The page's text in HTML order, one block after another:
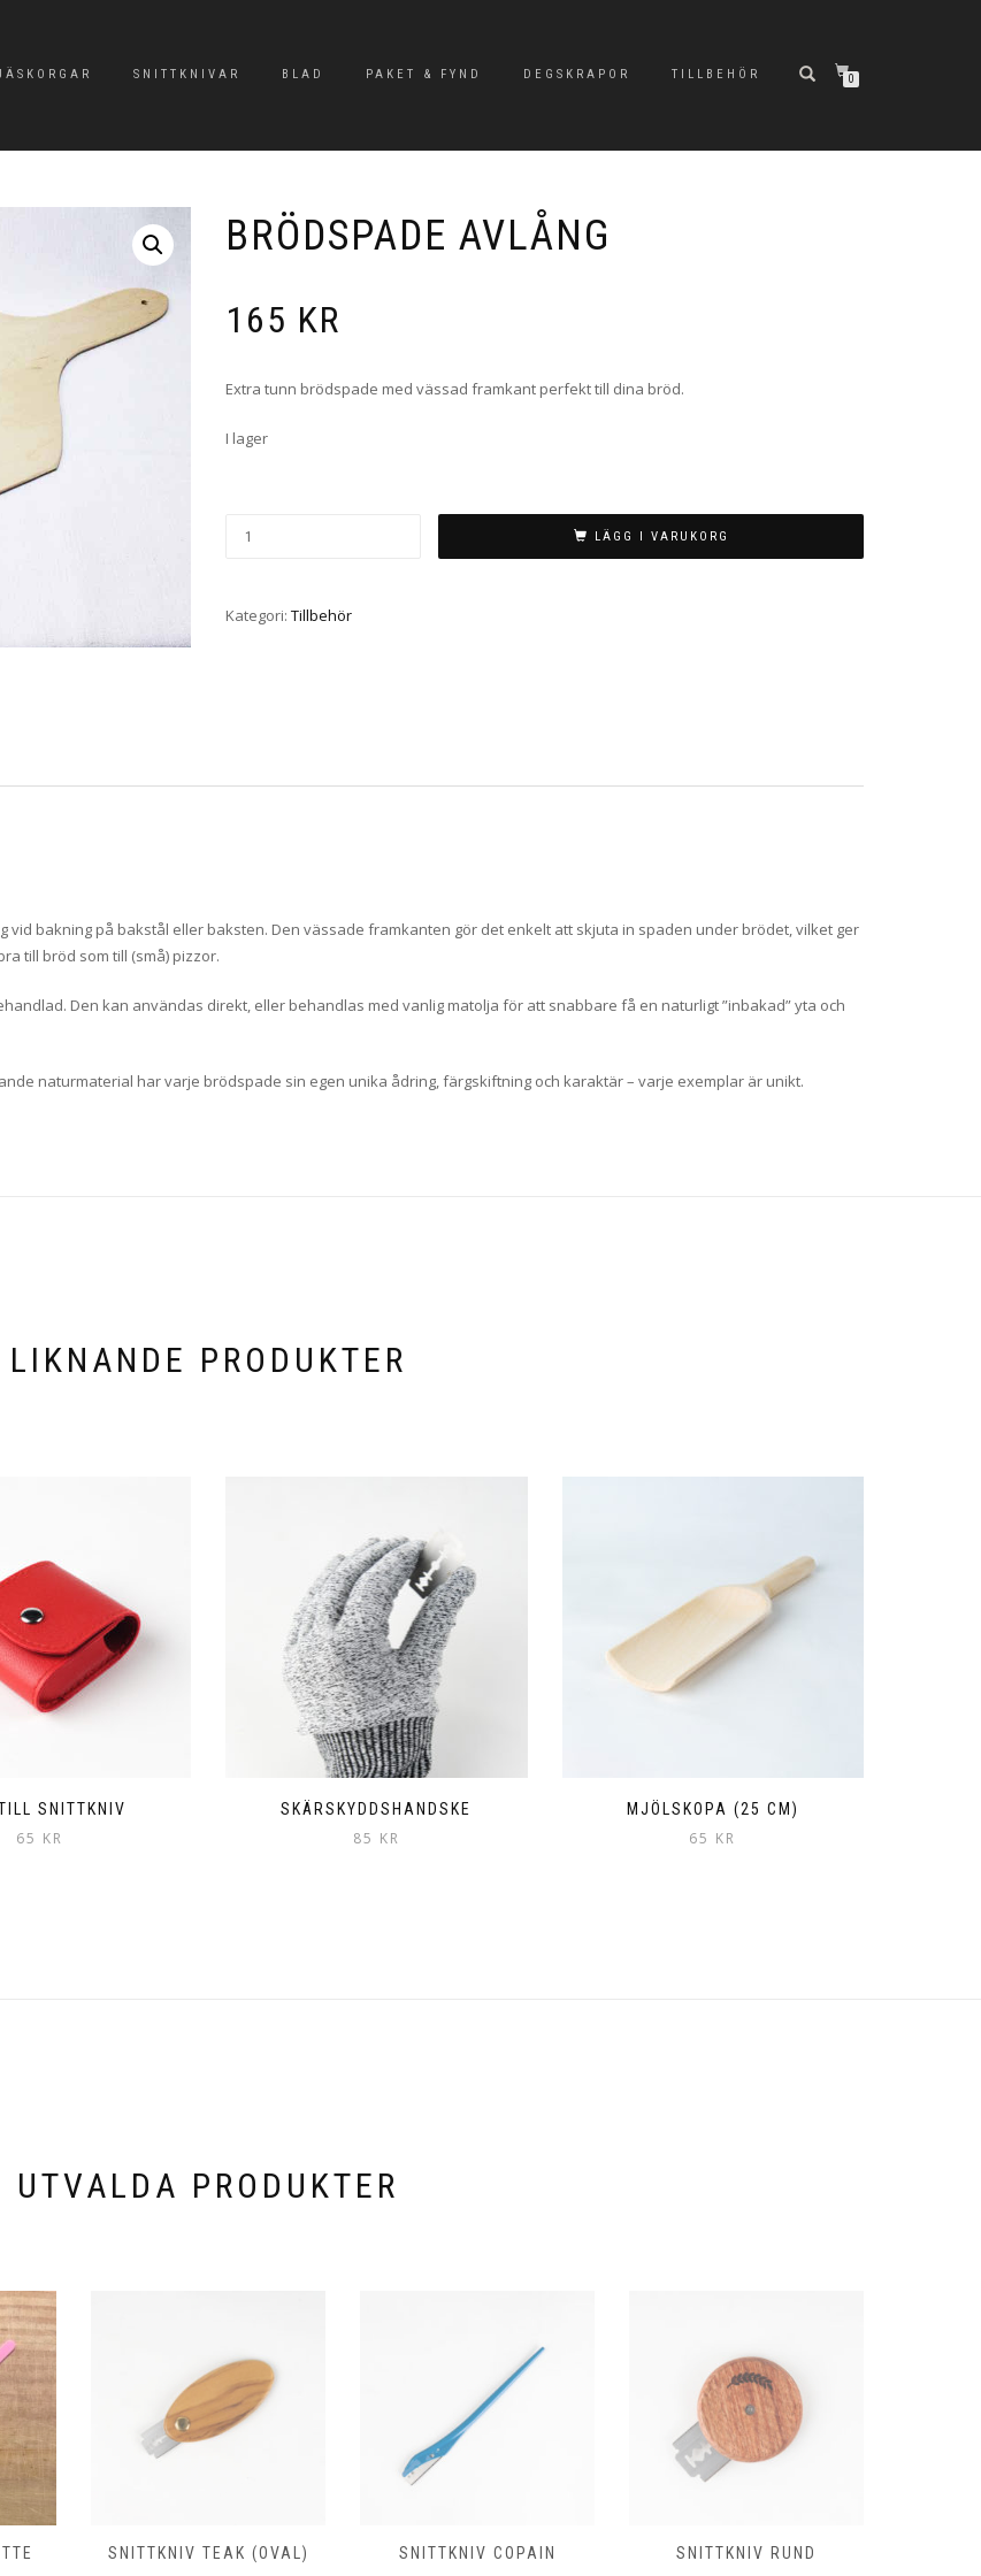
SNITTKNIVAR BLAD PAKET & FYND DEGSKRAPOR TILLBEHÖR 0
BRÖDSPADE AVLÅNG
165 KR
Extra tunn brödspade med vässad framkant perfekt till dina bröd.
I lager
LÄGG I VARUKORG
Kategori: Tillbehör
bakning på bakstål eller baksten. Den vässade framkanten gör det enkelt att skjuta in spaden under brödet, vilket ger
till bröd som till (små) pizzor.
Den kan användas direkt, eller behandlas med vanlig matolja för att snabbare få en naturligt ”inbakad” yta och
naturmaterial har varje brödspade sin egen unika ådring, färgskiftning och karaktär – varje exemplar är unikt.
LIKNANDE PRODUKTER
SNITTKNIV
65 KR
SKÄRSKYDDSHANDSKE
85 KR
MJÖLSKOPA (25 CM)
65 KR
UTVALDA PRODUKTER
SNITTKNIV COPAIN SNITTKNIV RUND SNITTKNIV PATON